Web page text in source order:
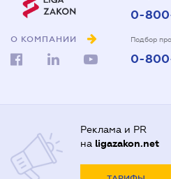
О КОМПАНИИ
0-
Подбор
0-
Реклама и PR
на ligazakon.net